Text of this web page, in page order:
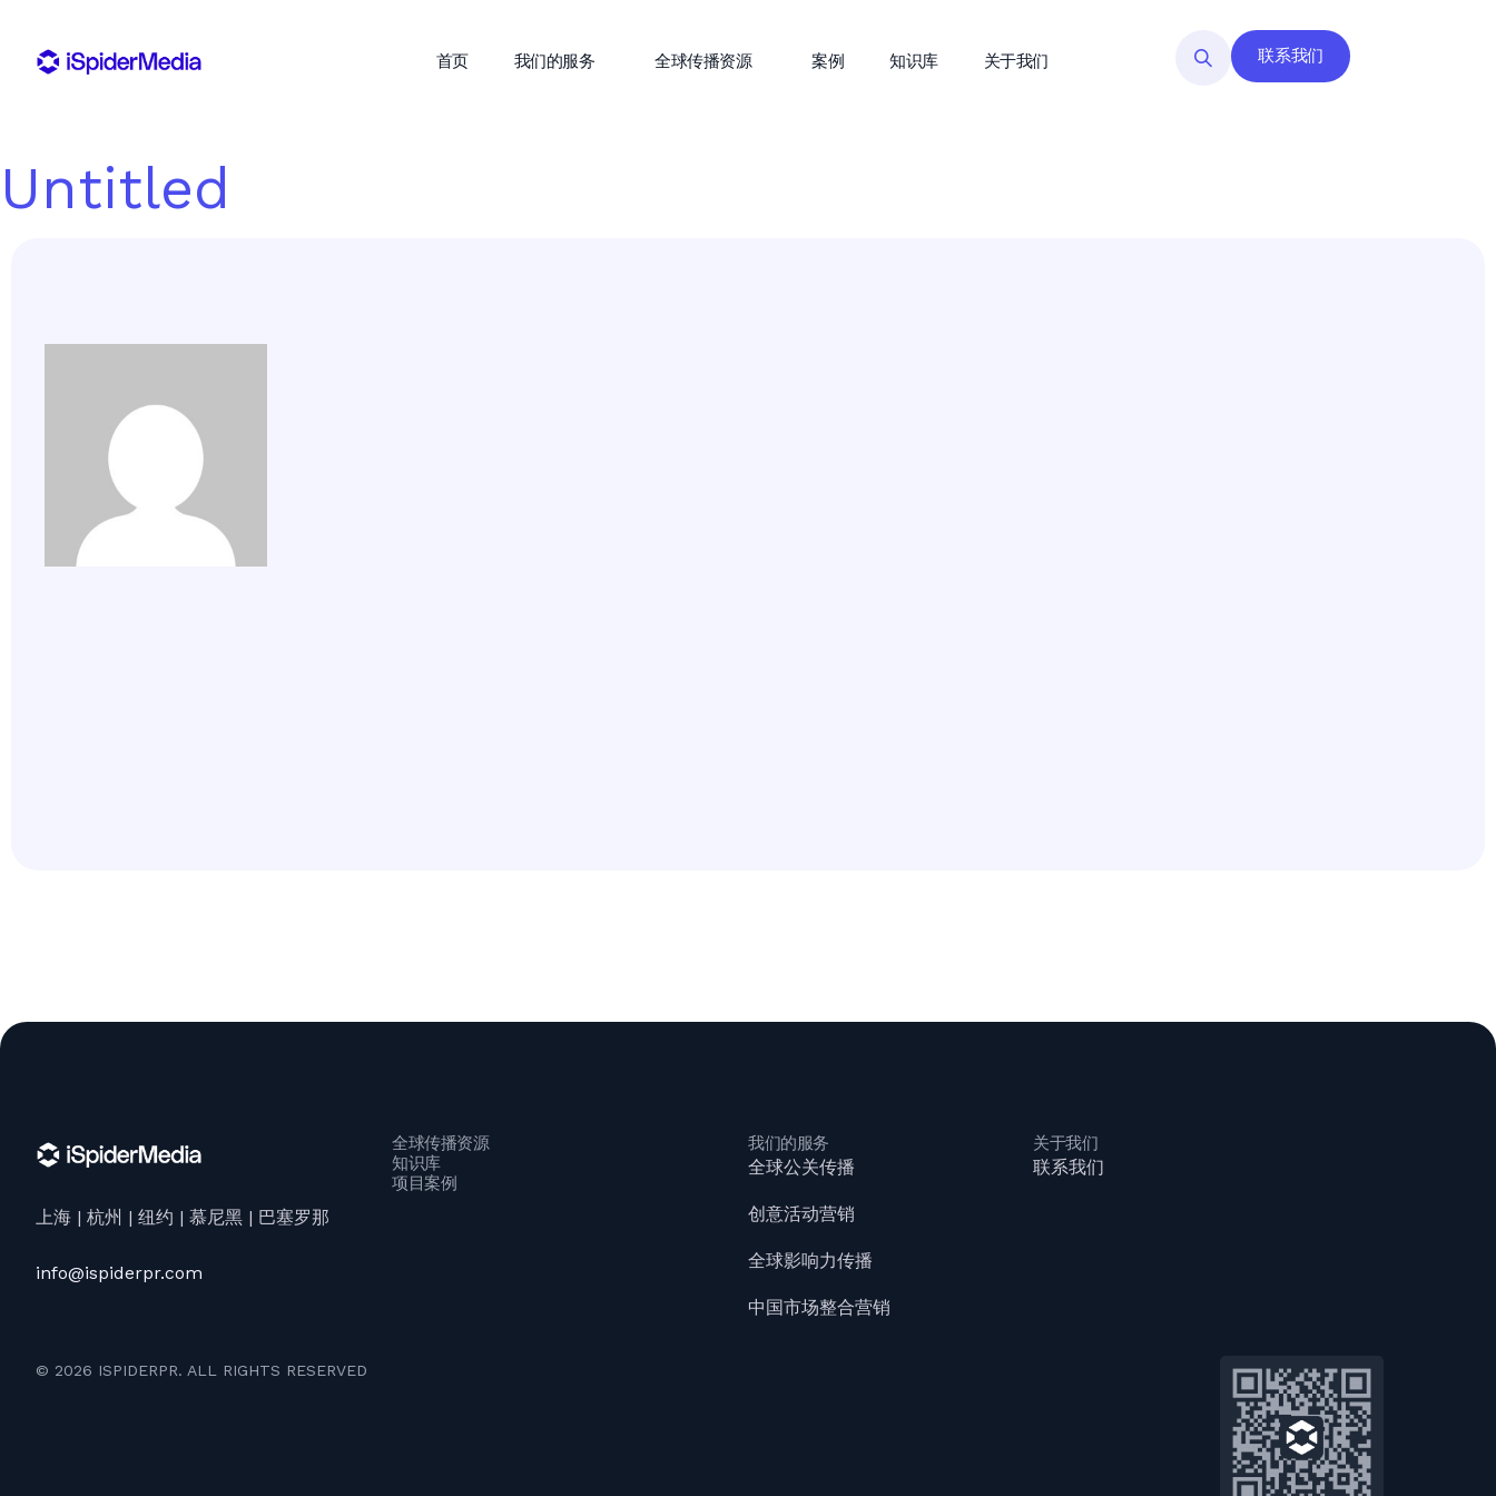
首页 我们的服务 全球传播资源 案例 知识库 关于我们 联系我们
Untitled
上海 | 杭州 | 纽约 | 慕尼黑 | 巴塞罗那
info@ispiderpr.com
全球传播资源
知识库
项目案例
我们的服务
全球公关传播
创意活动营销
全球影响力传播
中国市场整合营销
关于我们
联系我们
© 2026 ISPIDERPR. ALL RIGHTS RESERVED